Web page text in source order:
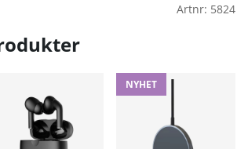
Artnr: 5824
NYHET